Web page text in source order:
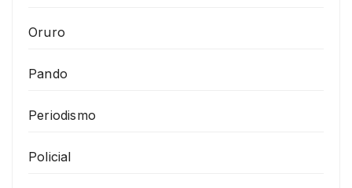
Oruro
Pando
Periodismo
Policial